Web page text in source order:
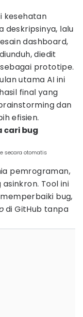
kesehatan
deskripsinya, lalu
dashboard,
diedit
prototipe.
utama AI ini
final yang
dan
efisien.
cari bug
secara otomatis
pemrograman,
Tool ini
bug,
di GitHub tanpa